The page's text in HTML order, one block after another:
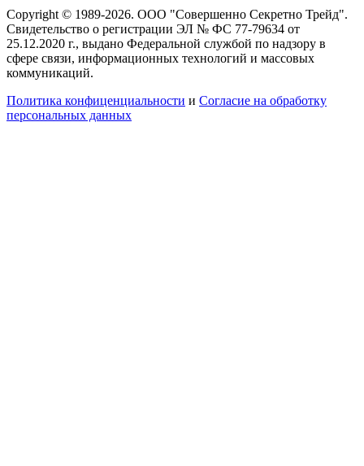
Copyright © 1989-2026. ООО "Совершенно Секретно Трейд".
Свидетельство о регистрации ЭЛ № ФС 77-79634 от
25.12.2020 г., выдано Федеральной службой по надзору в
сфере связи, информационных технологий и массовых
коммуникаций.
Политика конфиценциальности и Согласие на обработку
персональных данных